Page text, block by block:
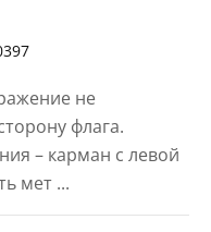
не
флага.
– карман с левой
мет ...